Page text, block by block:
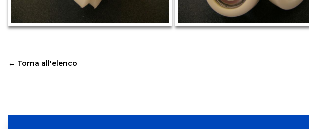
← Torna all'elenco